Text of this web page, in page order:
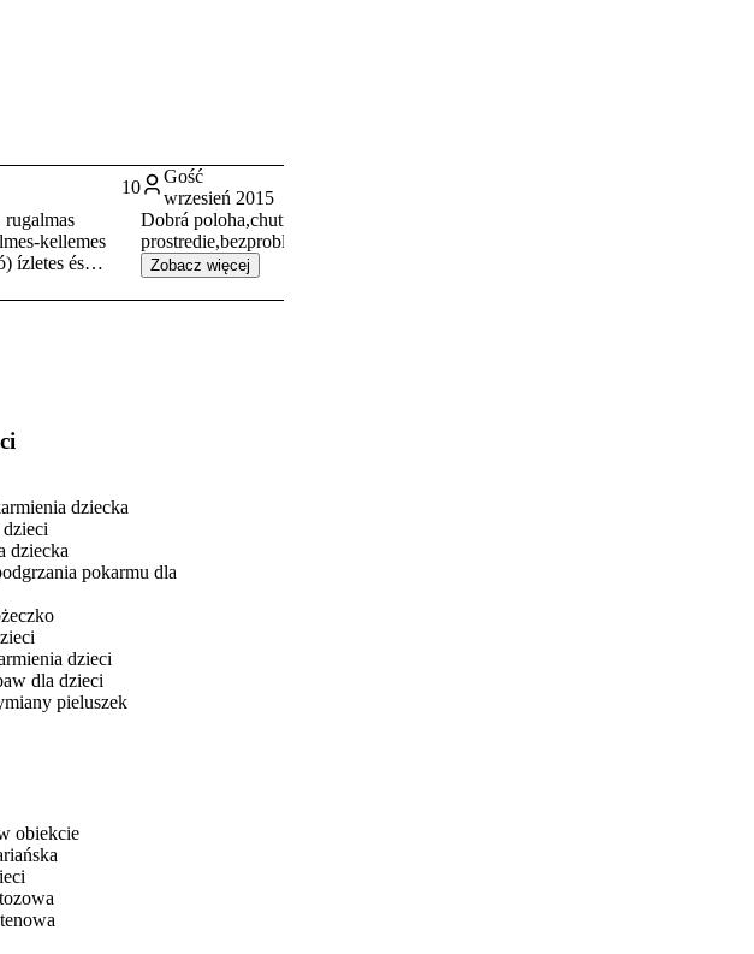
10
rugalmas
kellemes
ízletes és
Gość
wrzesień 2015
Dobrá poloha,chutne jedlo,tiché
prostredie,bezproblémové služby.
Zobacz więcej
dziecka
dziecka
pokarmu dla
dzieci
dla dzieci
pieluszek
obiekcie